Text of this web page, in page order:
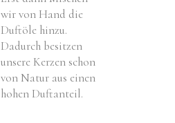
wir von Hand die
Duftöle hinzu.
Dadurch besitzen
unsere Kerzen schon
von Natur aus einen
hohen Duftanteil.